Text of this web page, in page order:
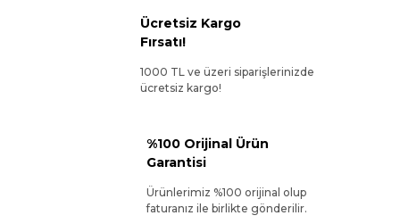
Ücretsiz Kargo
Fırsatı!
1000 TL ve üzeri siparişlerinizde
ücretsiz kargo!
%100 Orijinal Ürün
Garantisi
Ürünlerimiz %100 orijinal olup
faturanız ile birlikte gönderilir.